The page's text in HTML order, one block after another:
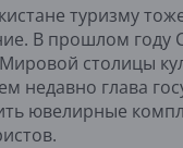
туризму
В прошлом году
столицы
недавно глава
ювелирные